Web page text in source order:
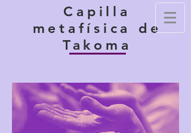
Capilla
metafísica de
Takoma